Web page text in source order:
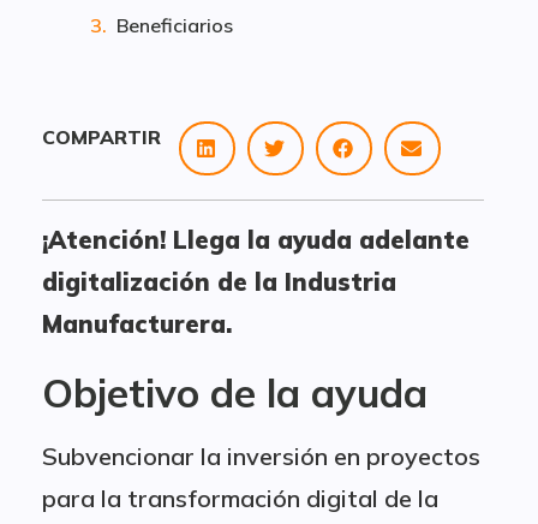
COMPARTIR
¡Atención! Llega la ayuda adelante
digitalización de la Industria
Manufacturera.
Objetivo de la ayuda
Subvencionar la inversión en proyectos
para la transformación digital de la
Beneficiarios